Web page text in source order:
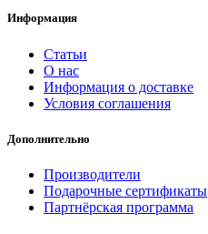
Информация
Статьи
О нас
Информация о доставке
Условия соглашения
Дополнительно
Производители
Подарочные сертификаты
Партнёрская программа